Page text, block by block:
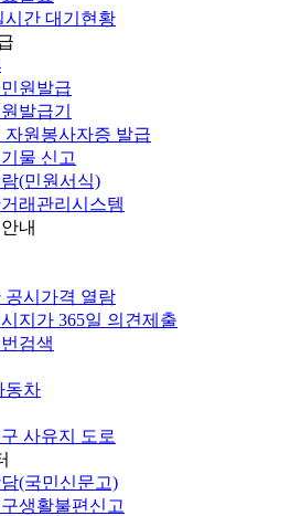
시간 대기현황
원발급
발급기
자원봉사자증 발급
물 신고
(민원서식)
래관리시스템
내
공시가격 열람
지가 365일 의견제출
검색
동차
사유지 도로
(국민신문고)
생활불편신고